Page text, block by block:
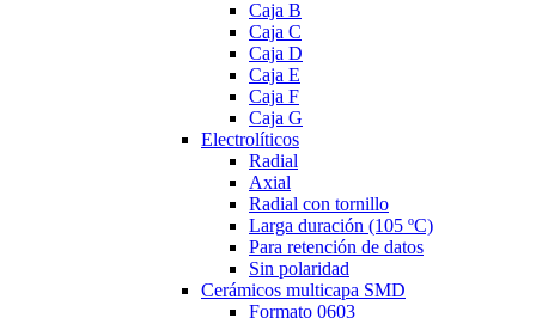
Caja B
Caja C
Caja D
Caja E
Caja F
Caja G
Electrolíticos
Radial
Axial
Radial con tornillo
Larga duración (105 ºC)
Para retención de datos
Sin polaridad
Cerámicos multicapa SMD
Formato 0603